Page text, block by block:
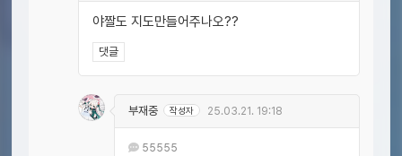
야짤도 지도만들어주나오??
댓글
부재중 작성자 25.03.21. 19:18
55555